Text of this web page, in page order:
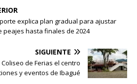
explica plan gradual para ajustar
peajes hasta finales de 2024
SIGUIENTE
de Ferias el centro
y eventos de Ibagué